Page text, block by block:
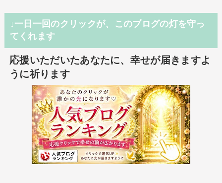
↓一日一回のクリックが、このブログの灯を守っ
てくれます
応援いただいたあなたに、幸せが届きますよ
うに祈ります